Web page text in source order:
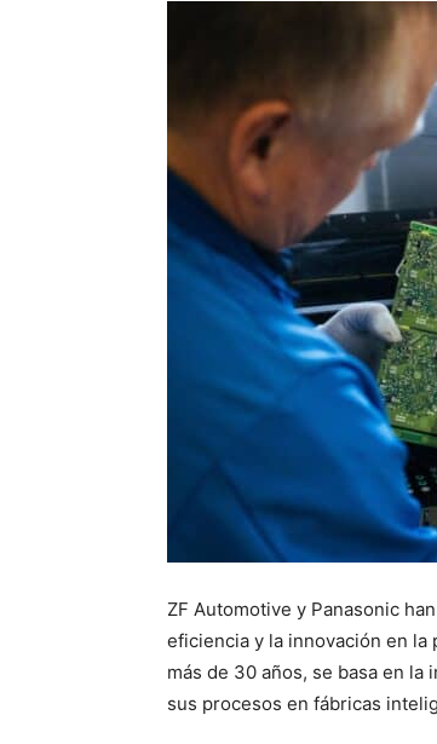
ZF Automotive y Panasonic
eficiencia y la innovación en
más de 30 años, se basa en
sus procesos en fábricas